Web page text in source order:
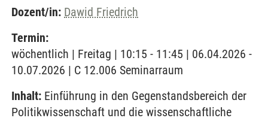
Dozent/in: Dawid Friedrich
Termin:
wöchentlich | Freitag | 10:15 - 11:45 | 06.04.2026 -
10.07.2026 | C 12.006 Seminarraum
Inhalt: Einführung in den Gegenstandsbereich der
Politikwissenschaft und die wissenschaftliche